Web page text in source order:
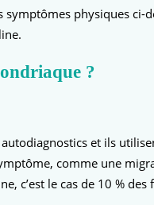
physiques
?
et ils
comme une
c’est le cas de 10 % des